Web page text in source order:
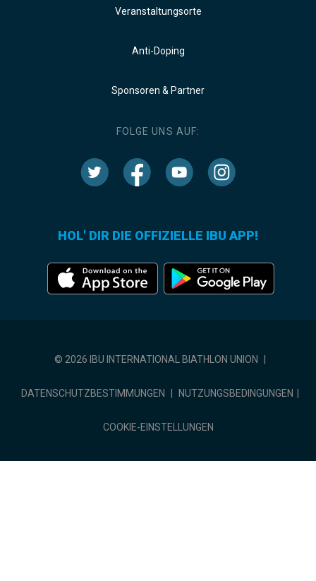
Veranstaltungsorte
Anti-Doping
Sponsoren & Partner
FOLGE UNS AUF:
HOL' DIR DIE OFFIZIELLE IBU APP!
© 2026 IBU INTERNATIONAL BIATHLON UNION
DATENSCHUTZBESTIMMUNGEN NUTZUNGSBEDINGUNGEN
COOKIE-EINSTELLUNGEN